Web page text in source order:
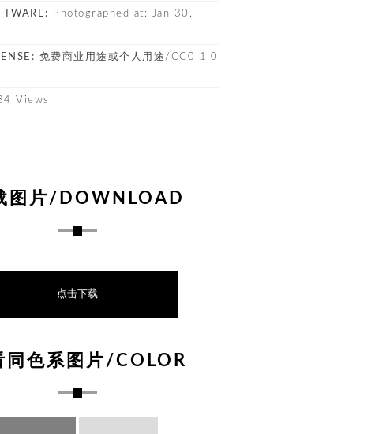
Photographed at: Jan 30,
免费商业用途或个人用途/CC0 1.0
Views
图片/DOWNLOAD
点击下载
同色系图片/COLOR